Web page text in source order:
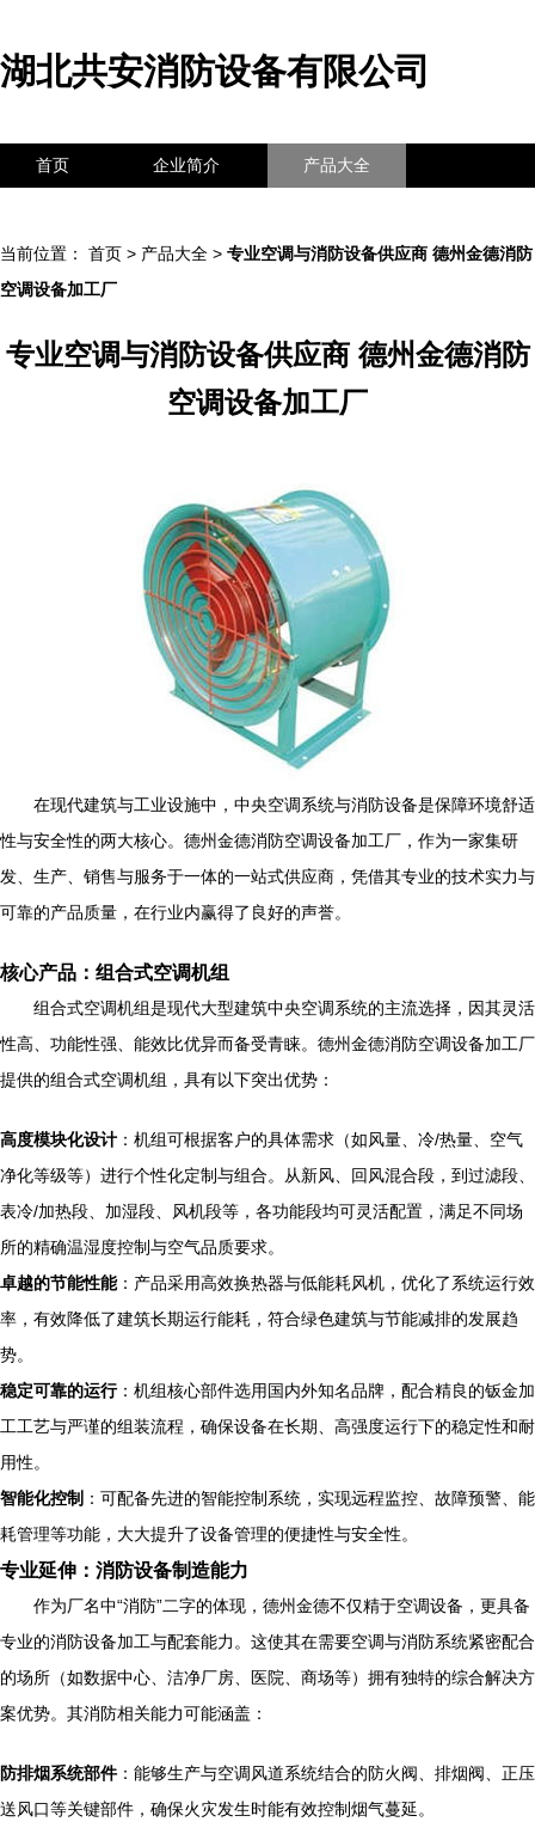
湖北共安消防设备有限公司
首页 企业简介 产品大全
当前位置： 首页 > 产品大全 > 专业空调与消防设备供应商 德州金德消防
空调设备加工厂
专业空调与消防设备供应商 德州金德消防
空调设备加工厂
在现代建筑与工业设施中，中央空调系统与消防设备是保障环境舒适
性与安全性的两大核心。德州金德消防空调设备加工厂，作为一家集研
发、生产、销售与服务于一体的一站式供应商，凭借其专业的技术实力与
可靠的产品质量，在行业内赢得了良好的声誉。
核心产品：组合式空调机组
组合式空调机组是现代大型建筑中央空调系统的主流选择，因其灵活
性高、功能性强、能效比优异而备受青睐。德州金德消防空调设备加工厂
提供的组合式空调机组，具有以下突出优势：
高度模块化设计 ：机组可根据客户的具体需求（如风量、冷/热量、空气
净化等级等）进行个性化定制与组合。从新风、回风混合段，到过滤段、
表冷/加热段、加湿段、风机段等，各功能段均可灵活配置，满足不同场
所的精确温湿度控制与空气品质要求。
卓越的节能性能：产品采用高效换热器与低能耗风机，优化了系统运行效
率，有效降低了建筑长期运行能耗，符合绿色建筑与节能减排的发展趋
势。
稳定可靠的运行：机组核心部件选用国内外知名品牌，配合精良的钣金加
工工艺与严谨的组装流程，确保设备在长期、高强度运行下的稳定性和耐
用性。
智能化控制 ：可配备先进的智能控制系统，实现远程监控、故障预警、能
耗管理等功能，大大提升了设备管理的便捷性与安全性。
专业延伸：消防设备制造能力
作为厂名中“消防”二字的体现，德州金德不仅精于空调设备，更具备
专业的消防设备加工与配套能力。这使其在需要空调与消防系统紧密配合
的场所（如数据中心、洁净厂房、医院、商场等）拥有独特的综合解决方
案优势。其消防相关能力可能涵盖：
防排烟系统部件：能够生产与空调风道系统结合的防火阀、排烟阀、正压
送风口等关键部件，确保火灾发生时能有效控制烟气蔓延。